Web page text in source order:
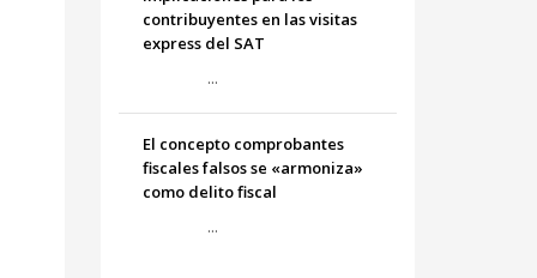
contribuyentes en las visitas
express del SAT
...
El concepto comprobantes
fiscales falsos se «armoniza»
como delito fiscal
...